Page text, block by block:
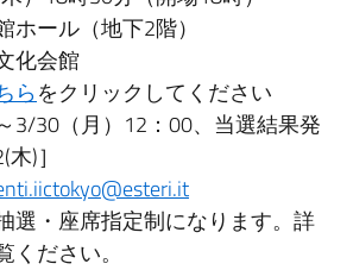
ホール（地下2階）
化会館
らをクリックしてください
3/30（月）12：00、当選結果発
)］
選・座席指定制になります。詳
ください。